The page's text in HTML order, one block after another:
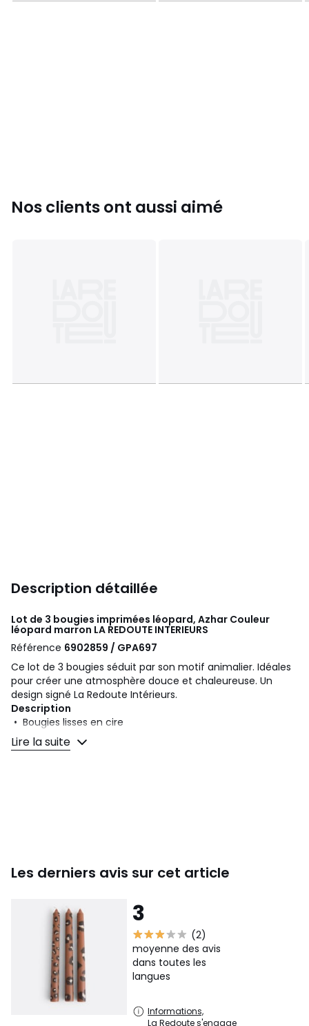
Nos clients ont aussi aimé
Description détaillée
Lot de 3 bougies imprimées léopard, Azhar Couleur
léopard marron LA REDOUTE INTERIEURS
Référence 6902859 / GPA697
Ce lot de 3 bougies séduit par son motif animalier. Idéales
pour créer une atmosphère douce et chaleureuse. Un
design signé La Redoute Intérieurs.
Description
• Bougies lisses en cire
• Imprimé léopard sur fond marron
• Vendues par lot de 3
Caractéristiques environnementales de l’emballage
En savoir plus sur nos emballages
Lire la suite
Les derniers avis sur cet article
3
(2)
moyenne des avis
dans toutes les
langues
Informations,
La Redoute s'engage